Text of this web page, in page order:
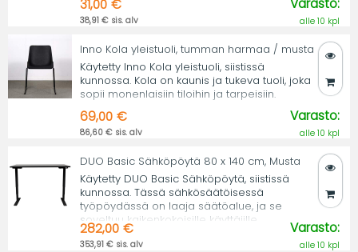
31,00 €
38,91 € sis. alv
Varasto:
alle 10 kpl
Inno Kola yleistuoli, tumman harmaa / musta
Käytetty Inno Kola yleistuoli, siistissä
kunnossa. Kola on kaunis ja tukeva tuoli, joka
sopii monenlaisiin tiloihin ja tarpeisiin.
69,00 €
86,60 € sis. alv
Varasto:
alle 10 kpl
DUO Basic Sähköpöytä 80 x 140 cm, Musta
Käytetty DUO Basic Sähköpöytä, siistissä
kunnossa. Tässä sähkösäätöisessä
työpöydässä on laaja säätöalue, ja se
soveltuu kaikenkokoisille käyttäjille.
282,00 €
353,91 € sis. alv
Varasto:
alle 10 kpl